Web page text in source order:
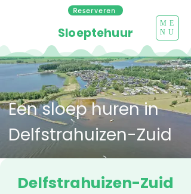
Reserveren
ME
NU
Sloeptehuur
Een sloep huren in
Delfstrahuizen-Zuid
Delfstrahuizen-Zuid